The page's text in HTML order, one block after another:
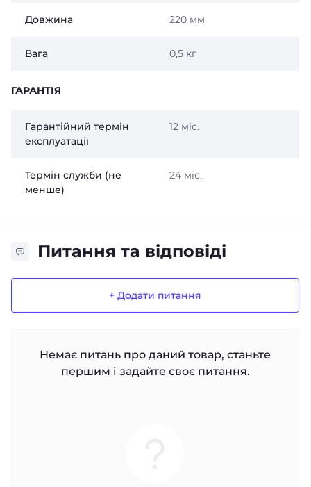
Довжина 220 мм
Вага 0,5 кг
ГАРАНТІЯ
Гарантійний термін
експлуатації
12 міс.
Термін служби (не
менше)
24 міс.
Питання та відповіді
+ Додати питання
Немає питань про даний товар, станьте
першим і задайте своє питання.